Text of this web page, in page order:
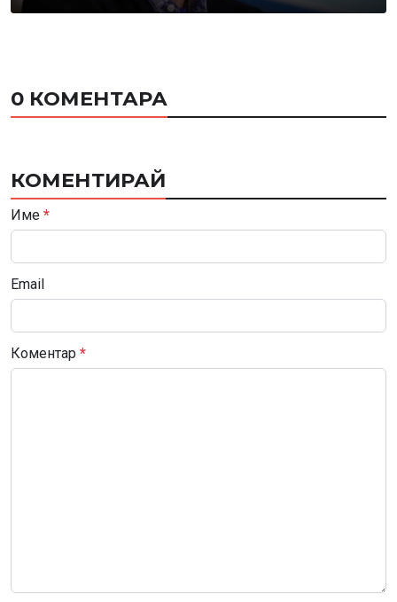
0 КОМЕНТАРА
КОМЕНТИРАЙ
Име *
Email
Коментар *